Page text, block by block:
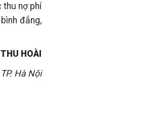
thu nợ phí
đẳng,
HOÀI
Hà Nội